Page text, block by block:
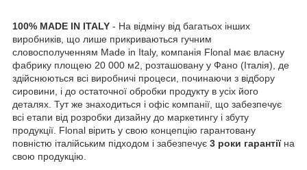
100% MADE IN ITALY - На відміну від багатьох інших
виробників, що лише прикриваються гучним
словосполученням Made in Italy, компанія Flonal має власну
фабрику площею 20 000 м2, розташовану у Фано (Італія), де
здійснюються всі виробничі процеси, починаючи з відбору
сировини, і до остаточної обробки продукту в усіх його
деталях. Тут же знаходиться і офіс компанії, що забезпечує
всі етапи від розробки дизайну до маркетингу і збуту
продукції. Flonal вірить у свою концепцію гарантовану
повністю італійським підходом і забезпечує 3 роки гарантіїна
свою продукцію.